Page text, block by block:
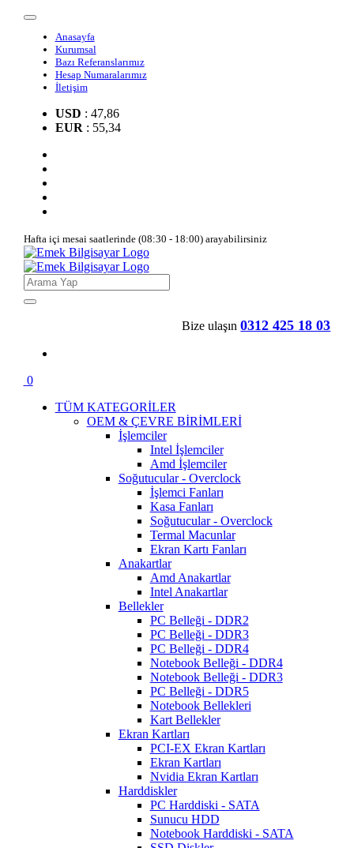
Anasayfa
Kurumsal
Bazı Referanslarımız
Hesap Numaralarımız
İletişim
USD : 47,86
EUR : 55,34
Hafta içi mesai saatlerinde (08:30 - 18:00) arayabilirsiniz
Bize ulaşın 0312 425 18 03
0
TÜM KATEGORİLER
OEM & ÇEVRE BİRİMLERİ
İşlemciler
Intel İşlemciler
Amd İşlemciler
Soğutucular - Overclock
İşlemci Fanları
Kasa Fanları
Soğutucular - Overclock
Termal Macunlar
Ekran Kartı Fanları
Anakartlar
Amd Anakartlar
Intel Anakartlar
Bellekler
PC Belleği - DDR2
PC Belleği - DDR3
PC Belleği - DDR4
Notebook Belleği - DDR4
Notebook Belleği - DDR3
PC Belleği - DDR5
Notebook Bellekleri
Kart Bellekler
Ekran Kartları
PCI-EX Ekran Kartları
Ekran Kartları
Nvidia Ekran Kartları
Harddiskler
PC Harddiski - SATA
Sunucu HDD
Notebook Harddiski - SATA